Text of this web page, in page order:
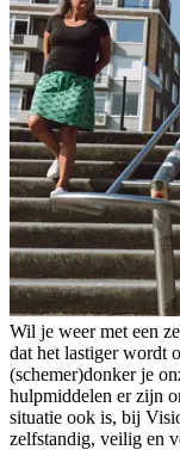
Wil je weer met een
dat het lastiger wordt
(schemer)donker je
hulpmiddelen er zijn
situatie ook is, bij
zelfstandig, veilig en